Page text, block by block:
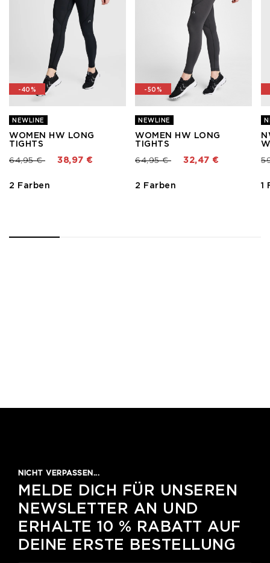
-40%
NEWLINE
WOMEN HW LONG
TIGHTS
Preis reduziert von
64,95 €bis 38,97 €
2 Farben
-50%
NEWLINE
WOMEN HW LONG
TIGHTS
Preis reduziert von
64,95 €bis 32,47 €
2 Farben 1
NICHT VERPASSEN...
MELDE DICH FÜR UNSEREN
NEWSLETTER AN UND
ERHALTE 10 % RABATT AUF
DEINE ERSTE BESTELLUNG